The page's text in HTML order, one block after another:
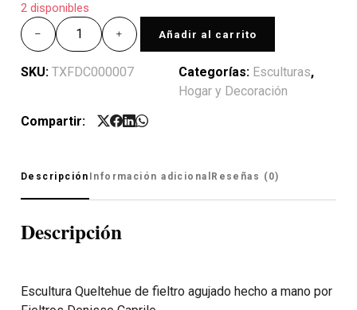
2 disponibles
Añadir al carrito
SKU: TXFDC000007 Categorías: Esculturas,
Hogar y Decoración
Compartir:
Descripción Información adicional Reseñas (0)
Descripción
Escultura Queltehue de fieltro agujado hecho a mano por